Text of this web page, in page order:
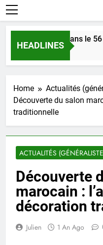
HEADLINES
l’amour dans le 56 :
Home
Actualités
Découverte du salon
traditionnelle
ACTUALITÉS
Découverte
marocain :
décoration
Julien 1 An Ago